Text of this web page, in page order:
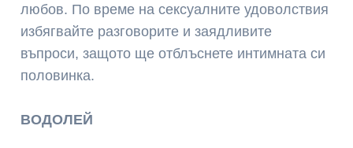
любов. По време на сексуалните удоволствия
избягвайте разговорите и заядливите
въпроси, защото ще отблъснете интимната си
половинка.
ВОДОЛЕЙ